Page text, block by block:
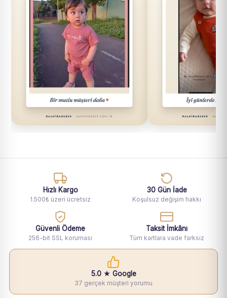
Hızlı Kargo
1.500₺ üzeri ücretsiz
30 Gün İade
Koşulsuz değişim hakkı
Güvenli Ödeme
256-bit SSL koruması
Taksit İmkânı
Tüm kartlara vade farksız
5.0 ★ Google
37 gerçek müşteri yorumu